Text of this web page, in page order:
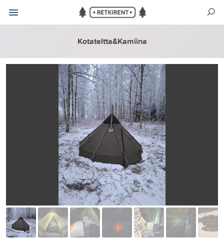
Kotateltta&Kamiina